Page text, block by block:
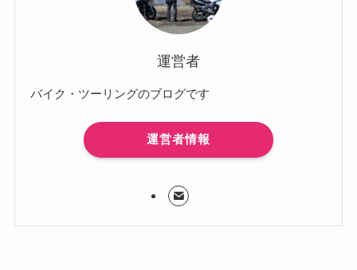
運営者
バイク・ツーリングのブログです
運営者情報